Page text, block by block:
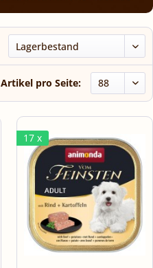
Artikel pro Seite:
17 x